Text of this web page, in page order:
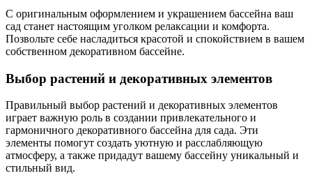
С оригинальным оформлением и украшением бассейна ваш
сад станет настоящим уголком релаксации и комфорта.
Позвольте себе насладиться красотой и спокойствием в вашем
собственном декоративном бассейне.
Выбор растений и декоративных элементов
Правильный выбор растений и декоративных элементов
играет важную роль в создании привлекательного и
гармоничного декоративного бассейна для сада. Эти
элементы помогут создать уютную и расслабляющую
атмосферу, а также придадут вашему бассейну уникальный и
стильный вид.